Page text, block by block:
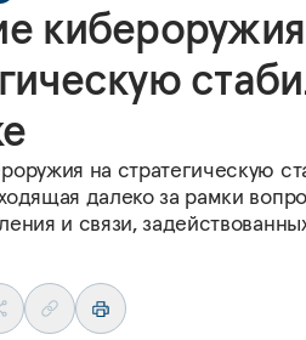
на стратегическую
далеко за рамки
и связи,